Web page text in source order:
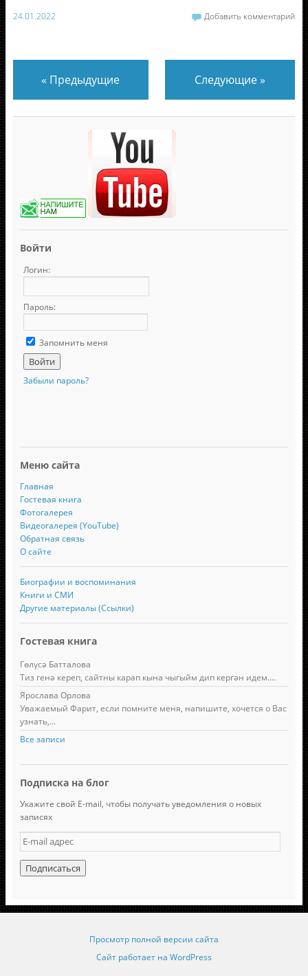
24.01.2022 Добавить комментарий
« Предыдущие Следующие»
Войти
Логин:
Пароль:
Запомнить меня
Забыли пароль?
Меню сайта
Главная
Гостевая книга
Фотогалерея
Видеогалерея (YouTube)
Обратная связь
О сайте
Биографии и воспоминания
Книги и СМИ
Другие материалы (Ссылки)
Гостевая книга
Гөлүсә Батталова
Тиз генә кереп, сайтны карап кына чыгыйм дип кергән идем....
Ярослава Орлова
Уважаемый Фарит, если помните меня, напишите, хочется о Вас
узнать,...
Все записи
Подписка на блог
Укажите свой E-mail, чтобы получать уведомления о новых
записях
E
-
m
a
l
а
Просмотр полной версии сайта
Сайт работает на WordPress